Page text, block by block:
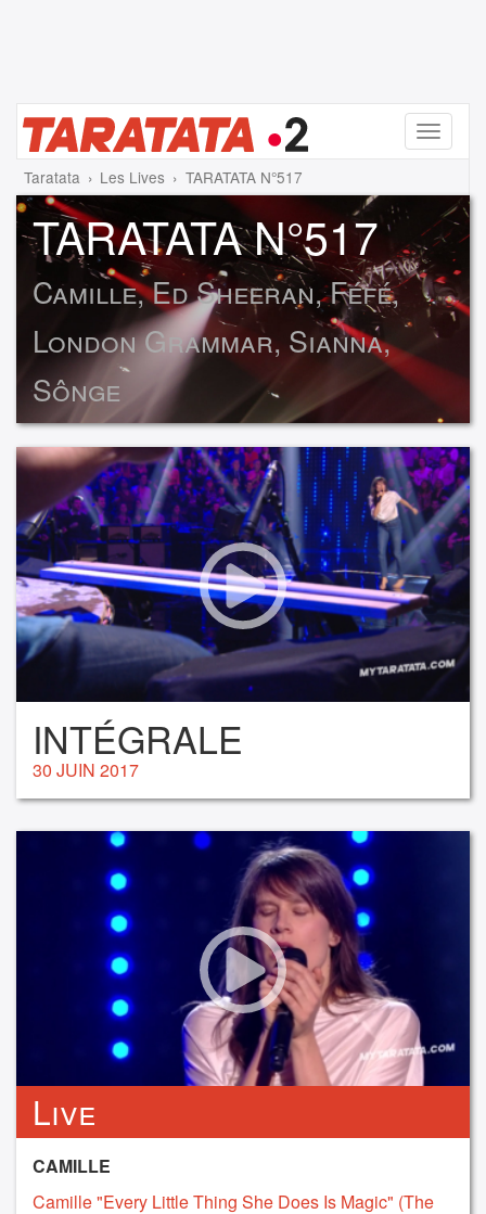
Menu
Taratata Les Lives TARATATA N°517
TARATATA N°517
Camille, Ed Sheeran, Féfé,
London Grammar, Sianna,
Sônge
INTÉGRALE
30 JUIN 2017
Live
CAMILLE
Camille "Every Little Thing She Does Is Magic" (The